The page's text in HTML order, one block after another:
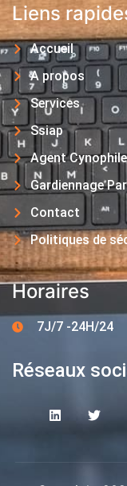
Liens
Accueil
A propos
Services
Ssiap
Agent
Gardiennage
Contact
Politiques de
Horaires
7J/7 -24H/24
Réseaux